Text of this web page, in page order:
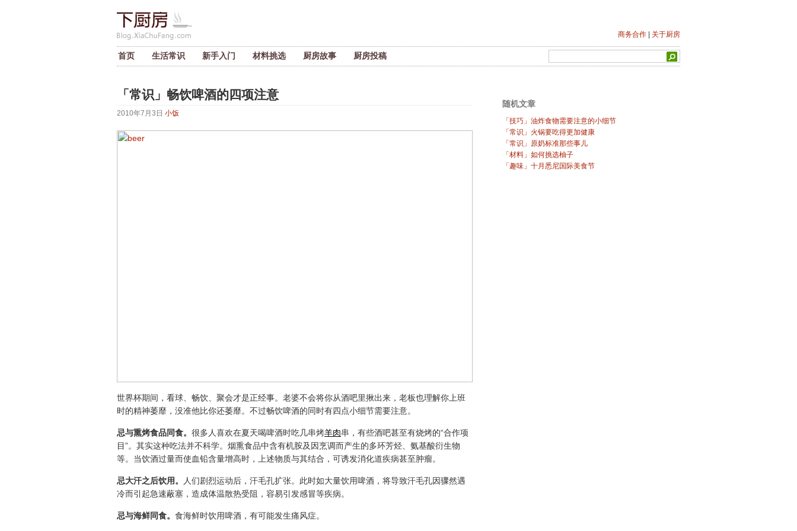
商务合作 关于厨房
首页 生活常识 新手入门 材料挑选 厨房故事 厨房投稿
「常识」畅饮啤酒的四项注意
2010年7月3日 小饭
世界杯期间，看球、畅饮、聚会才是正经事。老婆不会将你从酒吧里揪出来，老板也理解你上班
时的精神萎靡，没准他比你还萎靡。不过畅饮啤酒的同时有四点小细节需要注意。
忌与熏烤食品同食。 很多人喜欢在夏天喝啤酒时吃几串烤羊肉串，有些酒吧甚至有烧烤的“合作项
目”。其实这种吃法并不科学。烟熏食品中含有机胺及因烹调而产生的多环芳烃、氨基酸衍生物
等。当饮酒过量而使血铅含量增高时，上述物质与其结合，可诱发消化道疾病甚至肿瘤。
忌大汗之后饮用。
人们剧烈运动后，汗毛孔扩张。此时如大量饮用啤酒，将导致汗毛孔因骤然遇
冷而引起急速蔽塞，造成体温散热受阻，容易引发感冒等疾病。
忌与海鲜同食。 食海鲜时饮用啤酒，有可能发生痛风症。
随机文章
「技巧」油炸食物需要注意的小细节
「常识」火锅要吃得更加健康
「常识」原奶标准那些事儿
「材料」如何挑选柚子
「趣味」十月悉尼国际美食节